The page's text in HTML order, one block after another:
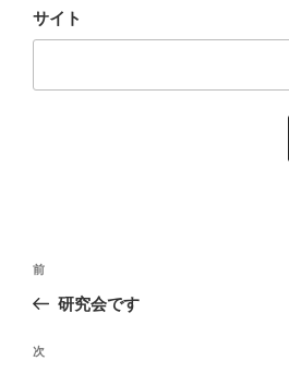
サイト
投
ナ
ビ
前
の
稿
前
研究会です
次
次